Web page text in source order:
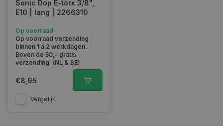
Sonic Dop E-torx 3/8",
E10 | lang | 2266310
Op voorraad
Op voorraad verzending
binnen 1 a 2 werkdagen.
Boven de 50,- gratis
verzending. (NL & BE)
€8,95
Vergelijk
Functioneel
Strikt noodzakelijke cookies maken de
kernfunctionaliteiten van de website mogelijk, zoals
gebruikersaanmelding en accountbeheer. De
website kan niet goed worden gebruikt zonder de
strikt noodzakelijke cookies.
COOKIELAW_STATS